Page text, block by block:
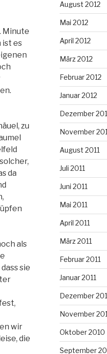
Minute
ist es
zu
da
als
sie
wir
die
August 2012
Mai 2012
April 2012
März 2012
Februar 2012
Januar 2012
Dezember
November
August 2011
Juli 2011
Juni 2011
Mai 2011
April 2011
März 2011
Februar 2011
Januar 2011
Dezember
November
Oktober 2010
September